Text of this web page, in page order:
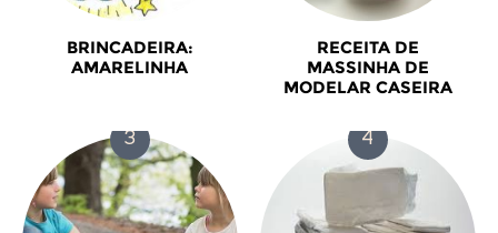
BRINCADEIRA:
AMARELINHA
RECEITA DE
MASSINHA DE
MODELAR CASEIRA